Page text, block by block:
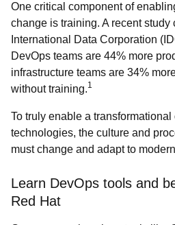
One critical component of
change is training. A recent study
International Data Corporation
DevOps teams are 44% more
infrastructure teams are 34%
without training.1
To truly enable a
technologies, the culture and
must change and adapt to
Learn DevOps tools and
Red Hat